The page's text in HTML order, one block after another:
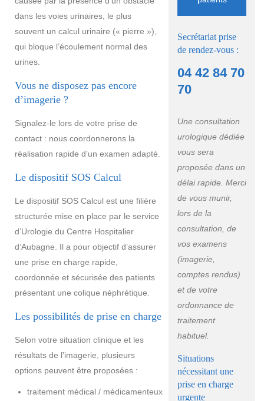
dans les voies urinaires, le plus
souvent un calcul urinaire (« pierre »),
qui bloque l’écoulement normal des
urines.
Vous ne disposez pas encore
d’imagerie ?
Signalez-le lors de votre prise de
contact : nous coordonnerons la
réalisation rapide d’un examen adapté.
Le dispositif SOS Calcul
Le dispositif SOS Calcul est une filière
structurée mise en place par le service
d’Urologie du Centre Hospitalier
d’Aubagne. Il a pour objectif d’assurer
une prise en charge rapide,
coordonnée et sécurisée des patients
présentant une colique néphrétique.
Les possibilités de prise en charge
Selon votre situation clinique et les
résultats de l’imagerie, plusieurs
options peuvent être proposées :
traitement médical / médicamenteux
Secrétariat prise
de rendez-vous :
04 42 84 70
70
Une consultation
urologique dédiée
vous sera
proposée dans un
délai rapide. Merci
de vous munir,
lors de la
consultation, de
vos examens
(imagerie,
comptes rendus)
et de votre
ordonnance de
traitement
habituel.
Situations
nécessitant une
prise en charge
urgente